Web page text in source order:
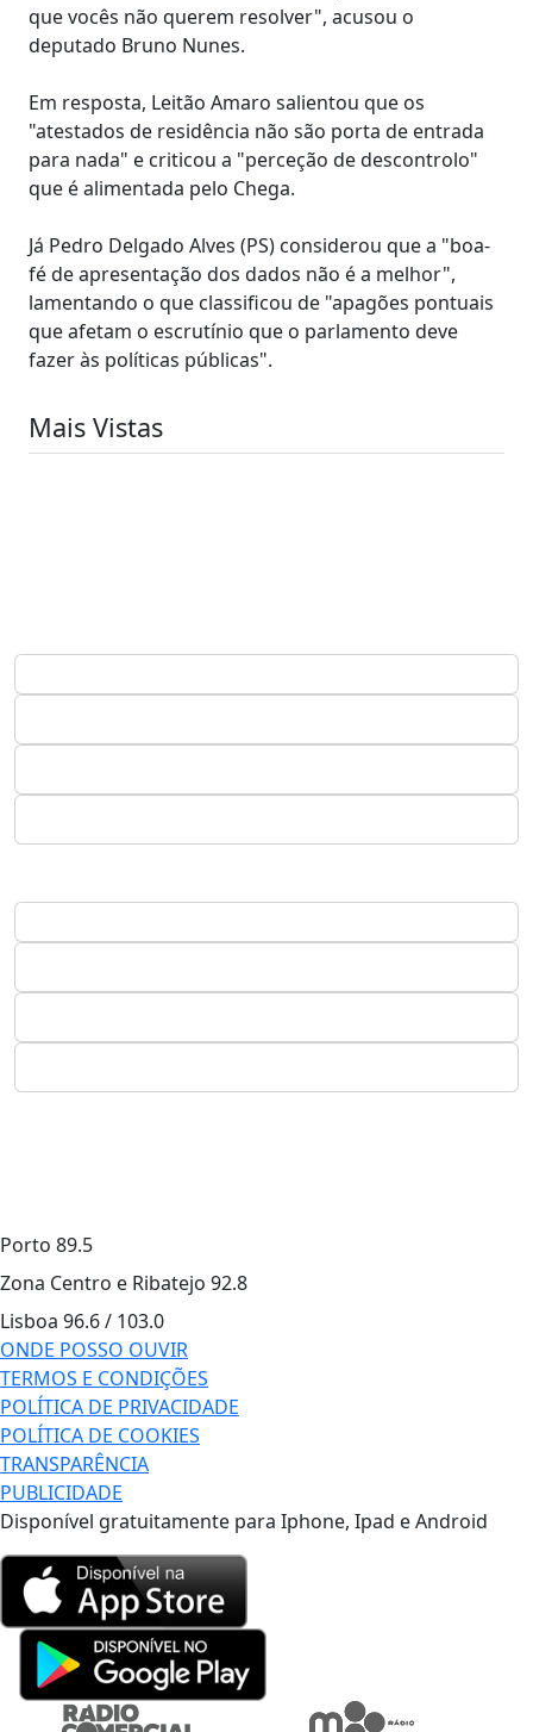
que vocês não querem resolver", acusou o
deputado Bruno Nunes.
Em resposta, Leitão Amaro salientou que os
"atestados de residência não são porta de entrada
para nada" e criticou a "perceção de descontrolo"
que é alimentada pelo Chega.
Já Pedro Delgado Alves (PS) considerou que a "boa-
fé de apresentação dos dados não é a melhor",
lamentando o que classificou de "apagões pontuais
que afetam o escrutínio que o parlamento deve
fazer às políticas públicas".
Mais Vistas
Porto 89.5
Zona Centro e Ribatejo 92.8
Lisboa 96.6 / 103.0
ONDE POSSO OUVIR
TERMOS E CONDIÇÕES
POLÍTICA DE PRIVACIDADE
POLÍTICA DE COOKIES
TRANSPARÊNCIA
PUBLICIDADE
Disponível gratuitamente para Iphone, Ipad e Android